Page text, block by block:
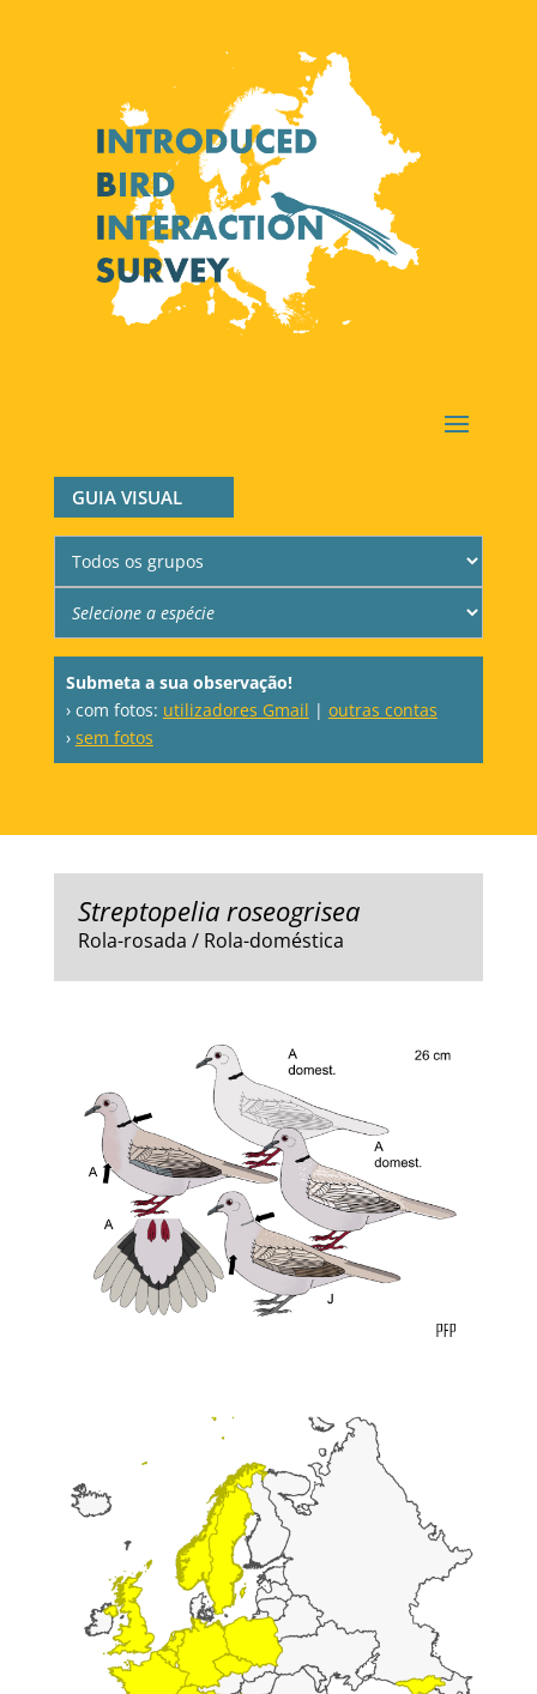
GUIA VISUAL
Submeta a sua observação!
› com fotos: utilizadores Gmail | outras contas
› sem fotos
Streptopelia roseogrisea
Rola-rosada / Rola-doméstica